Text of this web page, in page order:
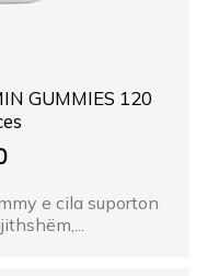
GUMMIES 120
e cila suporton